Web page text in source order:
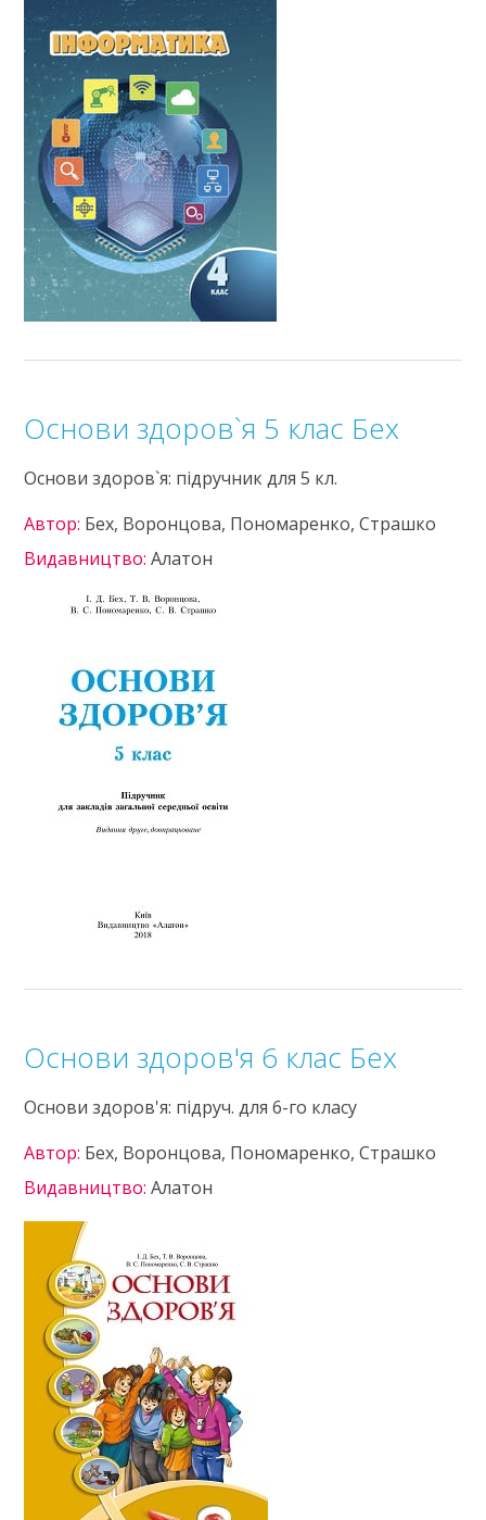
Основи здоров`я 5 клас Бех
Основи здоров`я: підручник для 5 кл.
Автор: Бех, Воронцова, Пономаренко, Страшко
Видавництво:Алатон
Основи здоров'я 6 клас Бех
Основи здоров'я: підруч. для 6-го класу
Автор: Бех, Воронцова, Пономаренко, Страшко
Видавництво:Алатон